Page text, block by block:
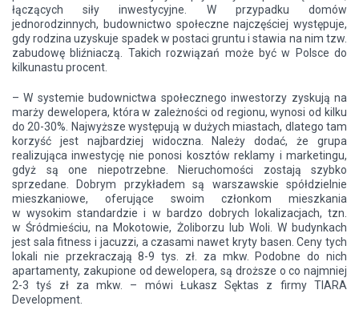
łączących siły inwestycyjne. W przypadku domów
jednorodzinnych, budownictwo społeczne najczęściej występuje,
gdy rodzina uzyskuje spadek w postaci gruntu i stawia na nim tzw.
zabudowę bliźniaczą. Takich rozwiązań może być w Polsce do
kilkunastu procent.
– W systemie budownictwa społecznego inwestorzy zyskują na
marży dewelopera, która w zależności od regionu, wynosi od kilku
do 20-30%. Najwyższe występują w dużych miastach, dlatego tam
korzyść jest najbardziej widoczna. Należy dodać, że grupa
realizująca inwestycję nie ponosi kosztów reklamy i marketingu,
gdyż są one niepotrzebne. Nieruchomości zostają szybko
sprzedane. Dobrym przykładem są warszawskie spółdzielnie
mieszkaniowe, oferujące swoim członkom mieszkania
w wysokim standardzie i w bardzo dobrych lokalizacjach, tzn.
w Śródmieściu, na Mokotowie, Żoliborzu lub Woli. W budynkach
jest sala fitness i jacuzzi, a czasami nawet kryty basen. Ceny tych
lokali nie przekraczają 8-9 tys. zł. za mkw. Podobne do nich
apartamenty, zakupione od dewelopera, są droższe o co najmniej
2-3 tyś zł za mkw. – mówi Łukasz Sęktas z firmy TIARA
Development.